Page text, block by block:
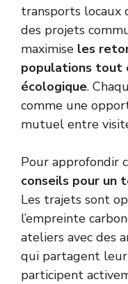
transports locaux
des projets
maximise les
populations tout
écologique.
comme une
mutuel entre
Pour approfondir
conseils pour un
Les trajets sont
l’empreinte
ateliers avec des
qui partagent leur
participent